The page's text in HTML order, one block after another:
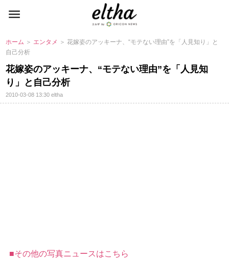
ホーム ＞ エンタメ ＞ 花嫁姿のアッキーナ、“モテない理由”を「人見知り」と
自己分析
花嫁姿のアッキーナ、“モテない理由”を「人見知
り」と自己分析
2010-03-08 13:30eltha
■その他の写真ニュースはこちら